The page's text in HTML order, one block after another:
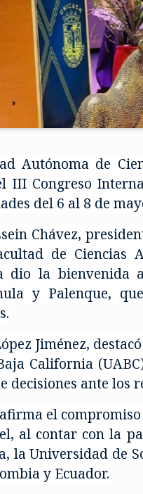
Autónoma de
Congreso
del 6 al 8 de
Chávez,
de Ciencias
dio la
y Palenque,
Jiménez,
California
ante los
el
al contar con la
la Universidad de
y Ecuador.